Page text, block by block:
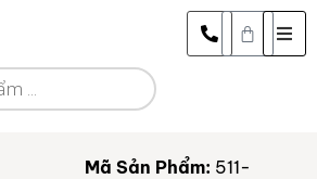
Mã Sản Phẩm: 511-